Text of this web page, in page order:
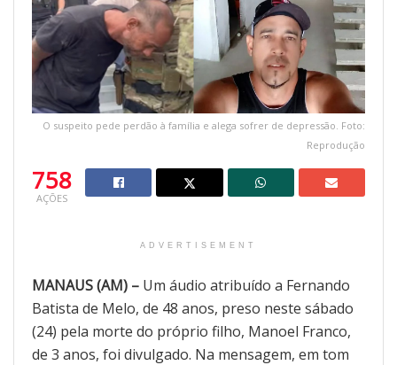
O suspeito pede perdão à família e alega sofrer de depressão. Foto:
Reprodução
758
AÇÕES
ADVERTISEMENT
MANAUS (AM) – Um áudio atribuído a Fernando
Batista de Melo, de 48 anos, preso neste sábado
(24) pela morte do próprio filho, Manoel Franco,
de 3 anos, foi divulgado. Na mensagem, em tom